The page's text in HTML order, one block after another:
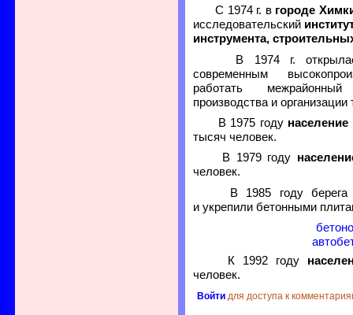
С 1974 г. в городе
исследовательский
инструмента,
В 1974 г. открылась
современным
работать
производства и организации
В 1975 году
тысяч человек.
В 1979 году
человек.
В 1985 году
и укрепили бетонными
К 1992 году
человек.
Войти для доступа к